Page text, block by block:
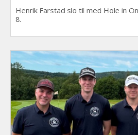
Henrik Farstad slo til med Hole in
8.